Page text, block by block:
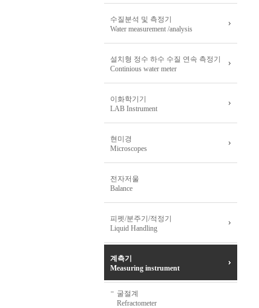
수질분석 및 측정기
Water measurement /analysis
설치형 정수 하수 수질 연속 측정기
Continious water meter
이화학기기
LAB Instrument
현미경
Microscopes
전자저울
Balance
피펫/분주기/적정기
Liquid Handling
계측기
Measuring instrument
굴절계
Refractometer